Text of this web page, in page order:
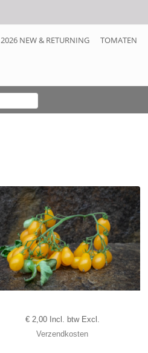
2026 NEW & RETURNING TOMATEN
€2,00 Incl. btw Excl.
Verzendkosten